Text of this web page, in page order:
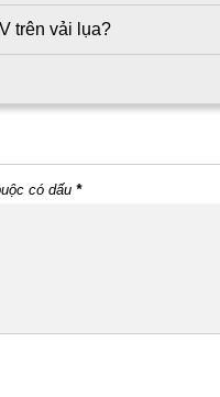
trên vải lụa?
có dấu *